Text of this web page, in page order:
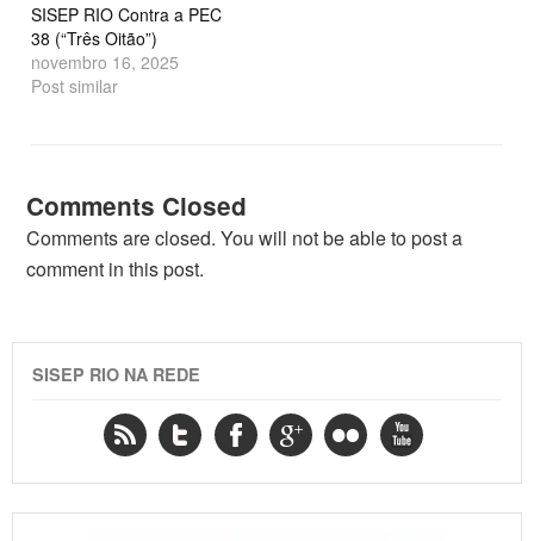
SISEP RIO Contra a PEC
38 (“Três Oitão”)
novembro 16, 2025
Post similar
Comments Closed
Comments are closed. You will not be able to post a
comment in this post.
SISEP RIO NA REDE